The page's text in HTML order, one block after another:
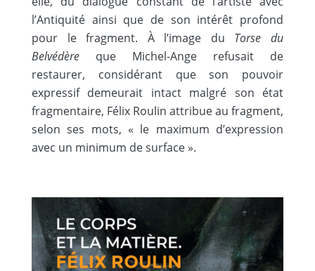
l’Antiquité ainsi que de son intérêt profond
pour le fragment. À l’image du Torse du
Belvédère que Michel-Ange refusait de
restaurer, considérant que son pouvoir
expressif demeurait intact malgré son état
fragmentaire, Félix Roulin attribue au fragment,
selon ses mots, « le maximum d’expression
avec un minimum de surface ».
Image